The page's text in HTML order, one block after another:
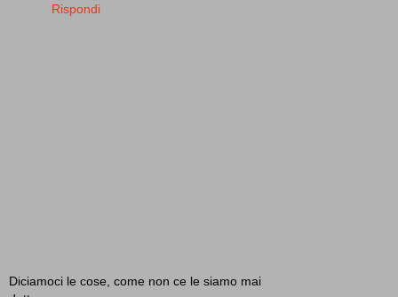
Rispondi
Diciamoci le cose, come non ce le siamo mai